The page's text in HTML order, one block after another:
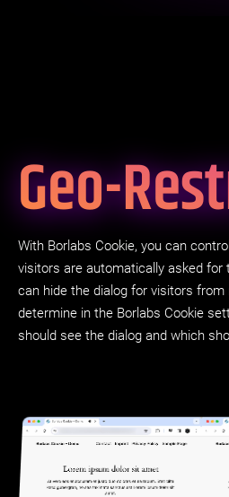
Geo-
With Borlabs Cookie, you can
visitors are automatically asked for
can hide the dialog for visitors from
determine in the Borlabs Cookie
should see the dialog and which